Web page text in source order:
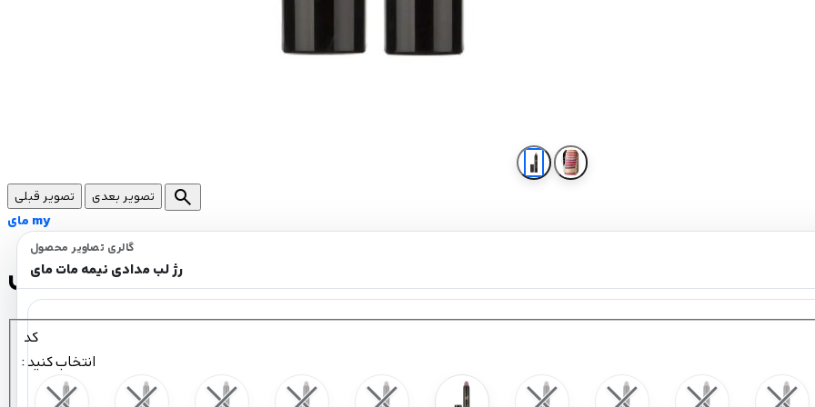
تصویر قبلی تصویر بعدی search
گالری تصاویر محصول
رژ لب مدادی نیمه مات مای
مای my
رژ لب مدادی نیمه مات مای
کد
: انتخاب کنید